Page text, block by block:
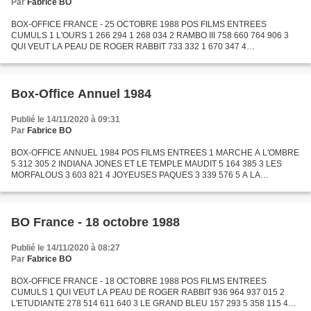
Par Fabrice BO
BOX-OFFICE FRANCE - 25 OCTOBRE 1988 POS FILMS ENTREES
CUMULS 1 L'OURS 1 266 294 1 268 034 2 RAMBO III 758 660 764 906 3
QUI VEUT LA PEAU DE ROGER RABBIT 733 332 1 670 347 4
UNE AFFAIRE DE...
Box-Office Annuel 1984
Publié le 14/11/2020 à 09:31
Par Fabrice BO
BOX-OFFICE ANNUEL 1984 POS FILMS ENTREES 1 MARCHE A L'OMBRE
5 312 305 2 INDIANA JONES ET LE TEMPLE MAUDIT 5 164 385 3 LES
MORFALOUS 3 603 821 4 JOYEUSES PAQUES 3 339 576 5 A LA
GREYSTOKE,...
BO France - 18 octobre 1988
Publié le 14/11/2020 à 08:27
Par Fabrice BO
BOX-OFFICE FRANCE - 18 OCTOBRE 1988 POS FILMS ENTREES
CUMULS 1 QUI VEUT LA PEAU DE ROGER RABBIT 936 964 937 015 2
L'ETUDIANTE 278 514 611 640 3 LE GRAND BLEU 157 293 5 358 115 4